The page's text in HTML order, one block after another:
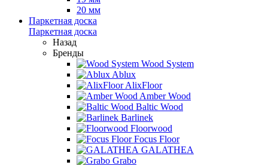
20 мм
Паркетная доска
Паркетная доска
Назад
Бренды
Wood System
Ablux
AlixFloor
Amber Wood
Baltic Wood
Barlinek
Floorwood
Focus Floor
GALATHEA
Grabo